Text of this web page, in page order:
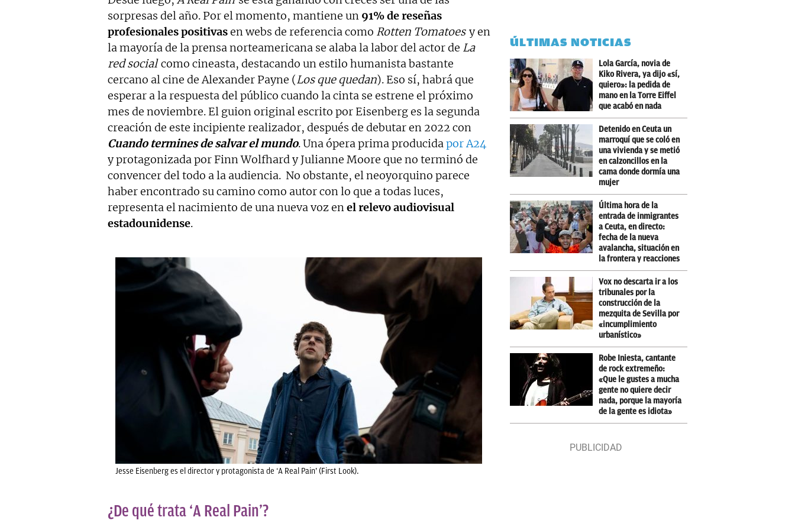
sorpresas del año. Por el momento, mantiene un 91% de reseñas
profesionales positivasen webs de referencia como Rotten Tomatoes y en
la mayoría de la prensa norteamericana se alaba la labor del actor de La
red socialcomo cineasta, destacando un estilo humanista bastante
cercano al cine de Alexander Payne (Los que quedan). Eso sí, habrá que
esperar a la respuesta del público cuando la cinta se estrene el próximo
mes de noviembre. El guion original escrito por Eisenberg es la segunda
creación de este incipiente realizador, después de debutar en 2022 con
Cuando termines de salvar el mundo. Una ópera prima producidapor A24
y protagonizada por Finn Wolfhard y Julianne Moore que no terminó de
convencer del todo a la audiencia. No obstante, el neoyorquino parece
haber encontrado su camino como autor con lo que a todas luces,
representa el nacimiento de una nueva voz enel relevo audiovisual
estadounidense.
Jesse Eisenberg es el director y protagonista de ‘A Real Pain’ (First Look).
¿De qué trata ‘A Real Pain’?
ÚLTIMAS NOTICIAS
Lola García, novia de
Kiko Rivera, ya dijo «sí,
quiero»: la pedida de
mano en la Torre Eiffel
que acabó en nada
Detenido en Ceuta un
marroquí que se coló en
una vivienda y se metió
en calzoncillos en la
cama donde dormía una
mujer
Última hora de la
entrada de inmigrantes
a Ceuta, en directo:
fecha de la nueva
avalancha, situación en
la frontera y reacciones
Vox no descarta ir a los
tribunales por la
construcción de la
mezquita de Sevilla por
«incumplimiento
urbanístico»
Robe Iniesta, cantante
de rock extremeño:
«Que le gustes a mucha
gente no quiere decir
nada, porque la mayoría
de la gente es idiota»